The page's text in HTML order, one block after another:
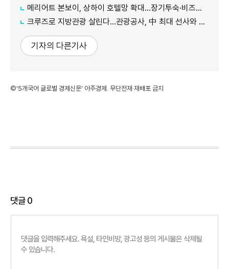
메리어트 본보이, 상하이 호텔망 확대…장기투숙·비즈니스 수요 공략
크루즈로 지방관광 살린다…관광공사, 中 최대 선사와 맞손
기자의 다른기사
©'5개국어 글로벌 경제신문' 아주경제. 무단전재·재배포 금지
댓글0